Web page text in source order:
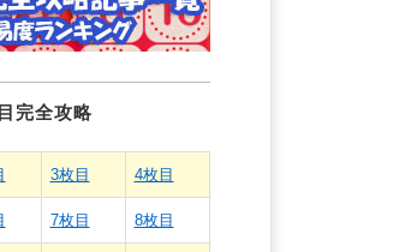
完全攻略
3枚目 4枚目
7枚目 8枚目